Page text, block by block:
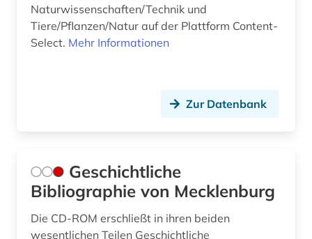
Naturwissenschaften/Technik und
Tiere/Pflanzen/Natur auf der Plattform Content-
Select. Mehr Informationen
Zur Datenbank
Geschichtliche
Bibliographie von Mecklenburg
Die CD-ROM erschließt in ihren beiden
wesentlichen Teilen Geschichtliche